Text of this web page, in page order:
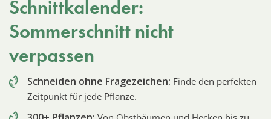
Schnittkalender:
Sommerschnitt nicht
verpassen
Schneiden ohne Fragezeichen: Finde den perfekten
Zeitpunkt für jede Pflanze.